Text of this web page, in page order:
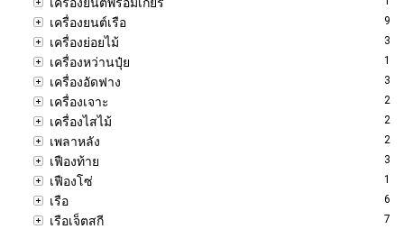
เครื่องยนต์เรือ 9
เครื่องย่อยไม้ 3
เครื่องหว่านปุ๋ย 1
เครื่องอัดฟาง 3
เครื่องเจาะ 2
เครื่องไสไม้ 2
เพลาหลัง 2
เฟืองท้าย 3
เฟืองโซ่ 1
เรือ 6
เรือเจ็ตสกี 7